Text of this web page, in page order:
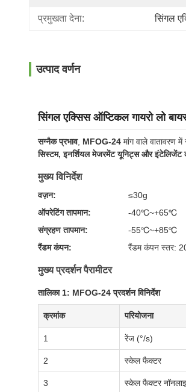
प्रमुखता देना: सिंगल
उत्पाद वर्णन
सिंगल एक्सिस ऑप्टिकल गायरो लो
सग्नैक प्रभाव, MFOG-24 मांग वाले वातावरण
सिस्टम, इनर्शियल मेजरमेंट यूनिट्स और इंटेलिजेंट
मुख्य विनिर्देश
वज़न:
≤30g
ऑपरेटिंग तापमान:
-40℃~+65℃
संग्रहण तापमान:
-55℃~+85℃
रैंडम कंपन:
रैंडम कंपन स्तर:
मुख्य प्रदर्शन पैरामीटर
तालिका 1: MFOG-24 प्रदर्शन विनिर्देश
क्रमांक परियोजना
1 रेंज (°/s)
2 स्केल फैक्टर
3 स्केल फैक्टर